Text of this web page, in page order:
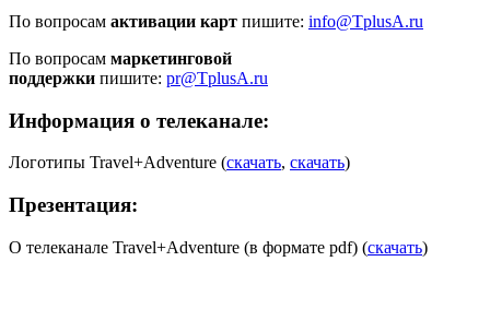
По вопросам активации карт пишите: info@TplusA.ru
По вопросам маркетинговой
поддержки пишите: pr@TplusA.ru
Информация о телеканале:
Логотипы Travel+Adventure (скачать, скачать)
Презентация:
О телеканале Travel+Adventure (в формате pdf) (скачать)